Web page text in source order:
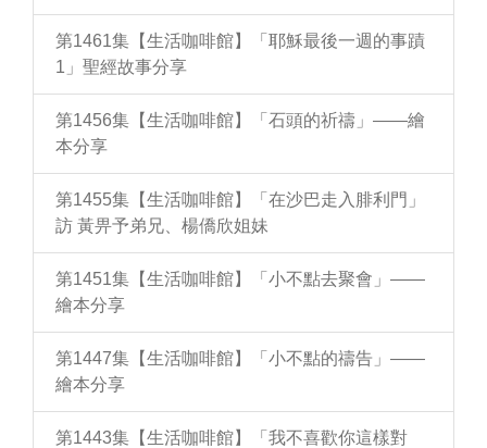
第1461集【生活咖啡館】「耶穌最後一週的事蹟
1」聖經故事分享
第1456集【生活咖啡館】「石頭的祈禱」——繪
本分享
第1455集【生活咖啡館】「在沙巴走入腓利門」
訪 黃畀予弟兄、楊僑欣姐妹
第1451集【生活咖啡館】「小不點去聚會」——
繪本分享
第1447集【生活咖啡館】「小不點的禱告」——
繪本分享
第1443集【生活咖啡館】「我不喜歡你這樣對